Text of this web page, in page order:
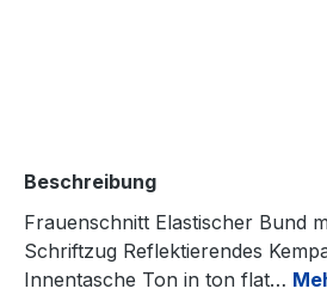
Beschreibung
Frauenschnitt Elastischer Bund
Schriftzug Reflektierendes
Innentasche Ton in ton flat…